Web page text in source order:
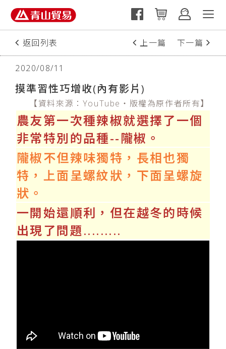
返回列表 上一篇 下一篇
2020/08/11
摸準習性巧增收(內有影片)
【資料來源：YouTube‧版權為原作者所有】
農友第一次種辣椒就選擇了一個
非常特別的品種--隴椒。
隴椒不但辣味獨特，長相也獨
特，上面呈螺紋狀，下面呈螺旋
狀。
一開始還順利，但在越冬的時候
出現了問題.........